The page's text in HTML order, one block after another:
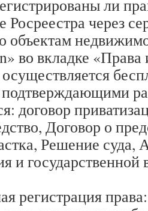
ли
Росреестра через
объектам
во вкладке «Права
договор
Договор о
Решение суда,
и государственной
регистрация права: